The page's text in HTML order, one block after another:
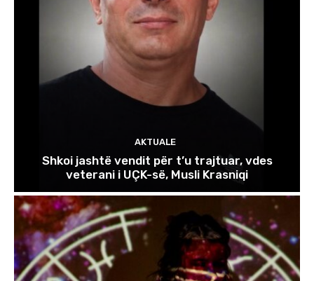
AKTUALE
Shkoi jashtë vendit për t’u trajtuar, vdes
veterani i UÇK-së, Musli Krasniqi